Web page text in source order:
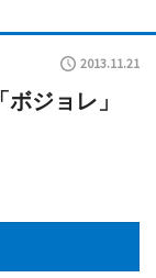
2013.11.21
ジョレ」